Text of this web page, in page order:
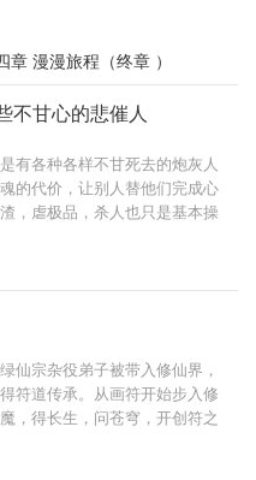
章 漫漫旅程（终章 ）
不甘心的悲催人
有各种各样不甘死去的炮灰人
的代价，让别人替他们完成心
，虐极品，杀人也只是基本操
嫂想要孩子世界三：七十年代
仙宗杂役弟子被带入修仙界，
符道传承。从画符开始步入修
，得长生，问苍穹，开创符之